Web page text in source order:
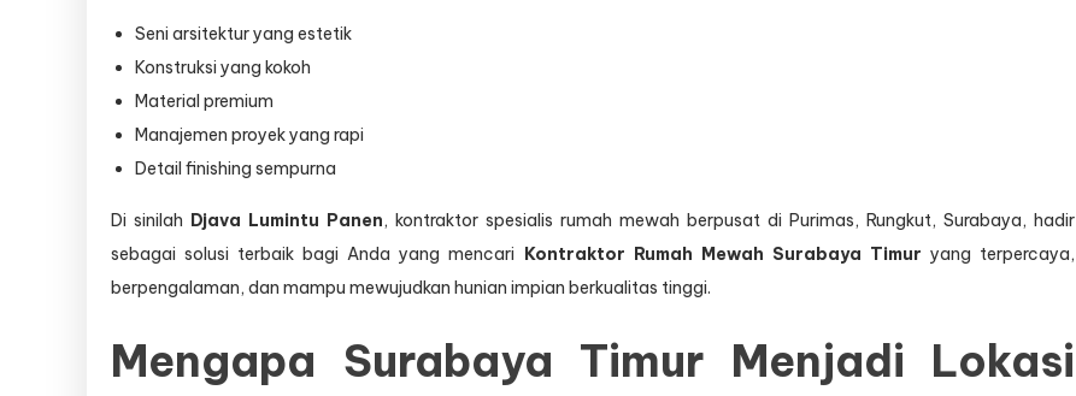
Seni arsitektur yang estetik
Konstruksi yang kokoh
Material premium
Manajemen proyek yang rapi
Detail finishing sempurna
Di sinilah Djava Lumintu Panen, kontraktor spesialis rumah mewah berpusat di Purimas, Rungkut, Surabaya, hadir
sebagai solusi terbaik bagi Anda yang mencari Kontraktor Rumah Mewah Surabaya Timur yang terpercaya,
berpengalaman, dan mampu mewujudkan hunian impian berkualitas tinggi.
Mengapa Surabaya Timur Menjadi Lokasi